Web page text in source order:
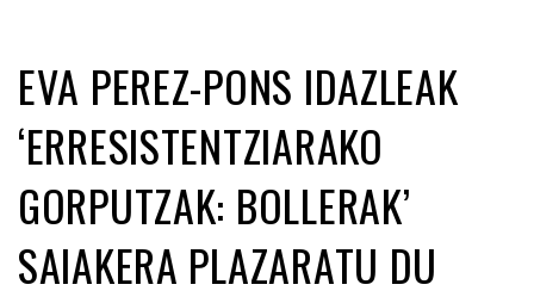
EVA PEREZ-PONS IDAZLEAK
‘ERRESISTENTZIARAKO
GORPUTZAK: BOLLERAK’
SAIAKERA PLAZARATU DU